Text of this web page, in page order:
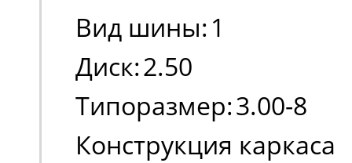
Вид шины: 1
Диск:2.50
Типоразмер:3.00-8
Конструкция каркаса